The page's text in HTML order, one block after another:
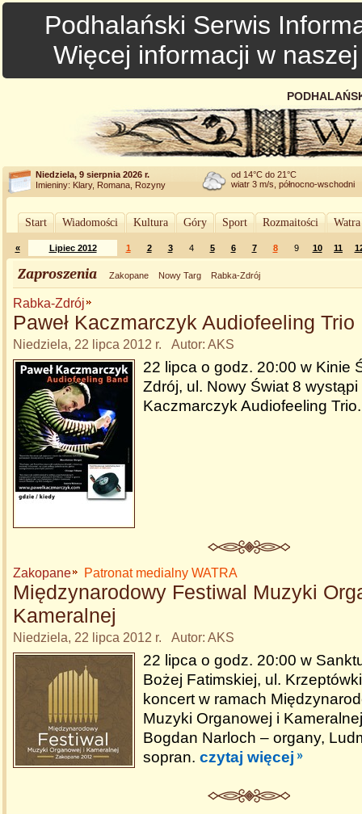
Podhalański Serwis
Więcej informacji w
Niedziela, 9 sierpnia 2026 r.
Imieniny: Klary, Romana, Rozyny
od 14°C do 21°C
wiatr 3 m/s, północno-wschodni
Start Wiadomości Kultura Góry Sport Rozmaitości
« Lipiec 2012 1 2 3 4 5 6 7 8 9 10 11
Zaproszenia Zakopane Nowy Targ Rabka-Zdrój
Rabka-Zdrój
Paweł Kaczmarczyk Audiofeeling Trio
Niedziela, 22 lipca 2012 r. Autor: AKS
22 lipca o godz. 20:00 w Kinie
Zdrój, ul. Nowy Świat 8 wystąpi
Kaczmarczyk Audiofeeling
Zakopane Patronat medialny WATRA
Międzynarodowy Festiwal Muzyki
Kameralnej
Niedziela, 22 lipca 2012 r. Autor: AKS
22 lipca o godz. 20:00 w
Bożej Fatimskiej, ul.
koncert w ramach
Muzyki Organowej i
Bogdan Narloch – organy,
sopran. czytaj więcej